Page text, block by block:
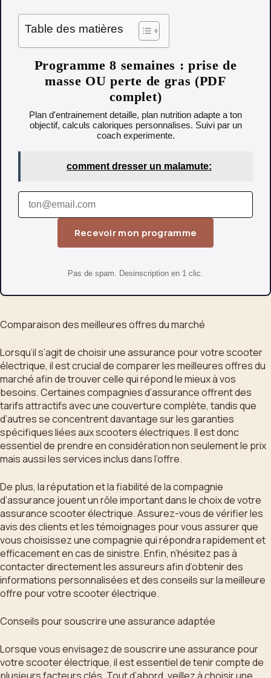
Table des matières
Programme 8 semaines : prise de
masse OU perte de gras (PDF
complet)
Plan d'entrainement detaille, plan nutrition adapte a ton
objectif, calculs caloriques personnalises. Suivi par un
coach experimente.
comment dresser un malamute:
Recevoir mon programme
Pas de spam. Desinscription en 1 clic.
Comparaison des meilleures offres du marché
Lorsqu’il s’agit de choisir une assurance pour votre scooter
électrique, il est crucial de comparer les meilleures offres du
marché afin de trouver celle qui répond le mieux à vos
besoins. Certaines compagnies d’assurance offrent des
tarifs attractifs avec une couverture complète, tandis que
d’autres se concentrent davantage sur les garanties
spécifiques liées aux scooters électriques. Il est donc
essentiel de prendre en considération non seulement le prix
mais aussi les services inclus dans l’offre.
De plus, la réputation et la fiabilité de la compagnie
d’assurance jouent un rôle important dans le choix de votre
assurance scooter électrique. Assurez-vous de vérifier les
avis des clients et les témoignages pour vous assurer que
vous choisissez une compagnie qui répondra rapidement et
efficacement en cas de sinistre. Enfin, n’hésitez pas à
contacter directement les assureurs afin d’obtenir des
informations personnalisées et des conseils sur la meilleure
offre pour votre scooter électrique.
Conseils pour souscrire une assurance adaptée
Lorsque vous envisagez de souscrire une assurance pour
votre scooter électrique, il est essentiel de tenir compte de
plusieurs facteurs clés. Tout d’abord, veillez à choisir une